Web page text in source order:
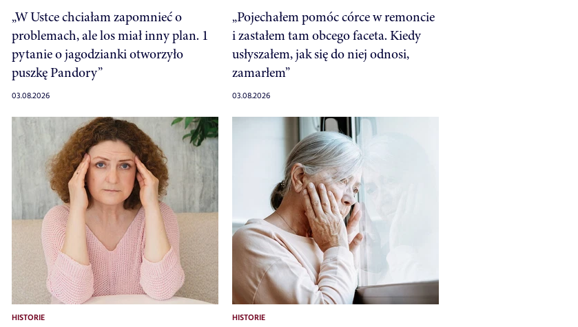
„W Ustce chciałam zapomnieć o
problemach, ale los miał inny plan. 1
pytanie o jagodzianki otworzyło
puszkę Pandory”
03.08.2026
„Pojechałem pomóc córce w remoncie
i zastałem tam obcego faceta. Kiedy
usłyszałem, jak się do niej odnosi,
zamarłem”
03.08.2026
HISTORIE HISTORIE